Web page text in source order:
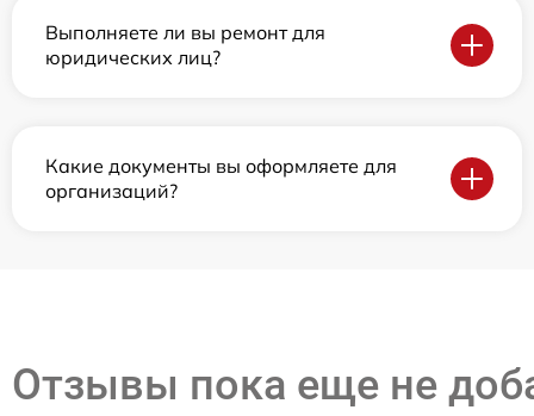
Выполняете ли вы ремонт для
юридических лиц?
Какие документы вы оформляете для
организаций?
Отзывы пока еще не